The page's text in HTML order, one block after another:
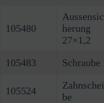
105480
Aussensic
herung
27×1,2
105483 Schraube
105524
Zahnschei
be